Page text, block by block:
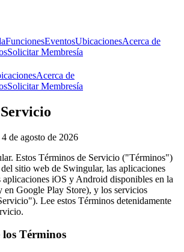
FuncionesEventosUbicacionesAcerca de
Solicitar Membresía
Acerca de
Solicitar Membresía
de agosto de 2026
Estos Términos de Servicio ("Términos")
sitio web de Swingular, las aplicaciones
iOS y Android disponibles en la
en Google Play Store), y los servicios
Lee estos Términos detenidamente
los Términos